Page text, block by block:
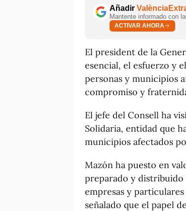
Añadir
Mantente informado con
ACTIVAR AHORA
El president de la
esencial, el esfuerzo y
personas y municipios
compromiso y
El jefe del Consell ha
Solidaria, entidad que
municipios afectados
Mazón ha puesto en
preparado y distribuido
empresas y
señalado que el papel